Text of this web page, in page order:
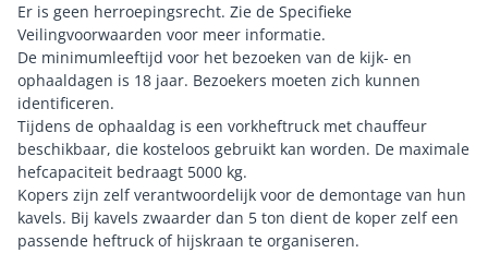
Er is geen herroepingsrecht. Zie de Specifieke
Veilingvoorwaarden voor meer informatie.
De minimumleeftijd voor het bezoeken van de kijk- en
ophaaldagen is 18 jaar. Bezoekers moeten zich kunnen
identificeren.
Tijdens de ophaaldag is een vorkheftruck met chauffeur
beschikbaar, die kosteloos gebruikt kan worden. De maximale
hefcapaciteit bedraagt 5000 kg.
Kopers zijn zelf verantwoordelijk voor de demontage van hun
kavels. Bij kavels zwaarder dan 5 ton dient de koper zelf een
passende heftruck of hijskraan te organiseren.